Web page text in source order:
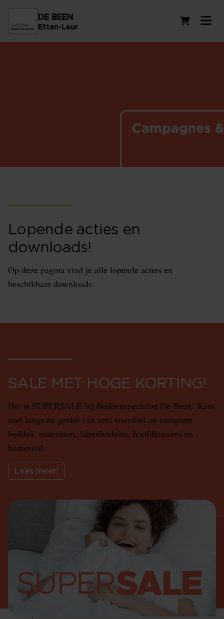
DE BEEN
Etten-Leur
Lopende acties en
downloads!
Op deze pagina vind je alle lopende acties en
beschikbare downloads.
SALE MET HOGE KORTING!
Het is SUPERSALE bij Beddenspecialist De Been! Kom
snel langs en geniet van veel voordeel op complete
bedden, matrassen, lattenbodems, hoofdkussens en
bedtextiel.
Lees meer!